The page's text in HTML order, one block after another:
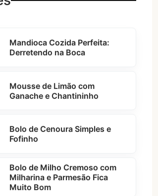
Mandioca Cozida Perfeita:
Derretendo na Boca
Mousse de Limão com
Ganache e Chantininho
Bolo de Cenoura Simples e
Fofinho
Bolo de Milho Cremoso com
Milharina e Parmesão Fica
Muito Bom